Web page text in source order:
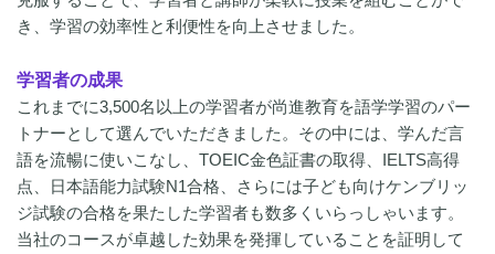
き、学習の効率性と利便性を向上させました。
学習者の成果
これまでに3,500名以上の学習者が尚進教育を語学学習のパー
トナーとして選んでいただきました。その中には、学んだ言
語を流暢に使いこなし、TOEIC金色証書の取得、IELTS高得
点、日本語能力試験N1合格、さらには子ども向けケンブリッ
ジ試験の合格を果たした学習者も数多くいらっしゃいます。
当社のコースが卓越した効果を発揮していることを証明して